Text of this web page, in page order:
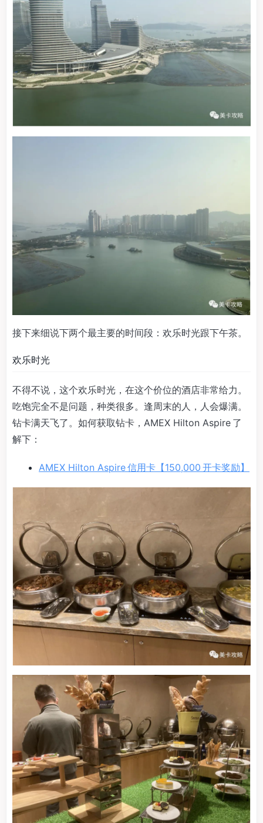
接下来细说下两个最主要的时间段：欢乐时光跟下午茶。
欢乐时光
不得不说，这个欢乐时光，在这个价位的酒店非常给力。
吃饱完全不是问题，种类很多。逢周末的人，人会爆满。
钻卡满天飞了。如何获取钻卡，AMEX Hilton Aspire 了
解下：
AMEX Hilton Aspire 信用卡【150,000 开卡奖励】